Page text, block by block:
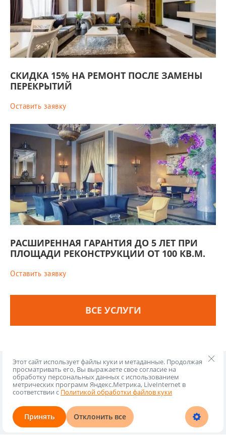
СКИДКА 15% НА РЕМОНТ ПОСЛЕ ЗАМЕНЫ
ПЕРЕКРЫТИЙ
Оставить заявку
РАСШИРЕННАЯ ГАРАНТИЯ ДО 5 ЛЕТ ПРИ
ПЛОЩАДИ РЕКОНСТРУКЦИИ ОТ 100 КВ.М.
Оставить заявку
ВСЕ УСЛУГИ
Копирайт © 2018 - 2026
Политика конфиденциальности
Телефон: Адрес электронной почты:
Создание и продвижение сайта
Этот сайт использует файлы куки и метаданные. Продолжая
просматривать его, Вы выражаете свое согласие на
обработку персональных данных с использованием
метрических программ Яндекс.Метрика, LiveInternet в
соответствии с Политикой обработки файлов куки
Принять Отклонить все